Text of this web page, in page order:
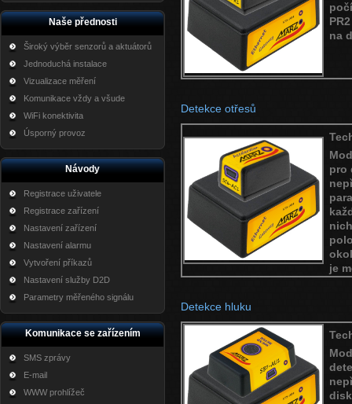
Naše přednosti
Široký výběr senzorů a aktuátorů
Jednoduchá instalace
Vizualizace měření
Komunikace vždy a všude
WiFi konektivita
Úsporný provoz
Návody
Registrace uživatele
Registrace zařízení
Nastavení zařízení
Nastavení alarmu
Vytvoření příkazů
Nastavení služby D2D
Parametry měřeného signálu
Komunikace se zařízením
SMS zprávy
E-mail
WWW prohlížeč
na
Detekce otřesů
pro
je
Detekce hluku